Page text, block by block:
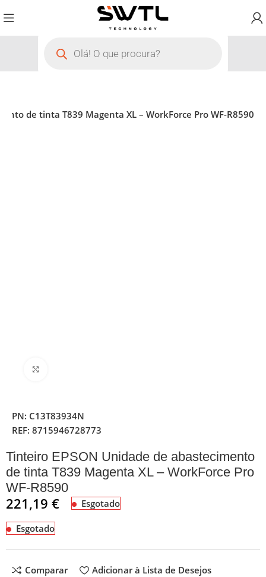
de tinta T839 Magenta XL – WorkForce Pro WF-R8590
PN: C13T83934N
REF:8715946728773
Tinteiro EPSON Unidade de abastecimento
de tinta T839 Magenta XL – WorkForce Pro
WF-R8590
221,19€ Esgotado
Esgotado
Comparar Adicionar à Lista de Desejos